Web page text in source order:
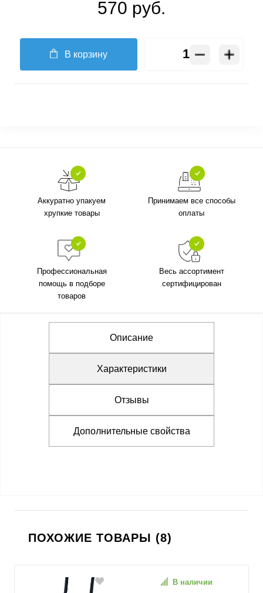
570 руб.
В корзину
Аккуратно упакуем
хрупкие товары
Принимаем все способы
оплаты
Профессиональная
помощь в подборе
товаров
Весь ассортимент
сертифицирован
Описание
Характеристики
Отзывы
Дополнительные свойства
ПОХОЖИЕ ТОВАРЫ (8)
В наличии